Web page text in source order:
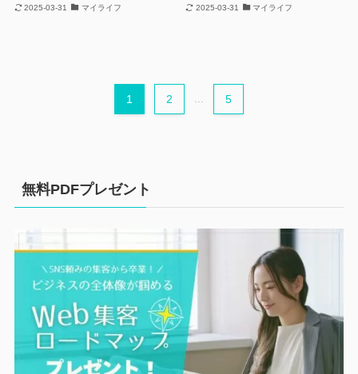
2025-03-31 マイライフ 2025-03-31 マイライフ
1 2 ... 5
無料PDFプレゼント